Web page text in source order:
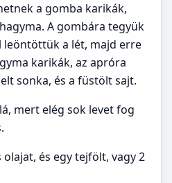
a gomba karikák,
A gombára tegyük
a lét, majd erre
karikák, az apróra
sonka, és a füstölt sajt.
mert elég sok levet fog
és egy tejfölt, vagy 2